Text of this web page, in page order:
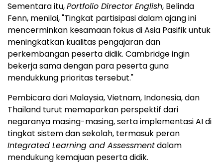
Sementara itu,Portfolio Director English, Belinda
Fenn, menilai, "Tingkat partisipasi dalam ajang ini
mencerminkan kesamaan fokus di Asia Pasifik untuk
meningkatkan kualitas pengajaran dan
perkembangan peserta didik. Cambridge ingin
bekerja sama dengan para peserta guna
mendukkung prioritas tersebut."
Pembicara dari Malaysia, Vietnam, Indonesia, dan
Thailand turut memaparkan perspektif dari
negaranya masing-masing, serta implementasi AI di
tingkat sistem dan sekolah, termasuk peran
Integrated Learning and Assessmentdalam
mendukung kemajuan peserta didik.